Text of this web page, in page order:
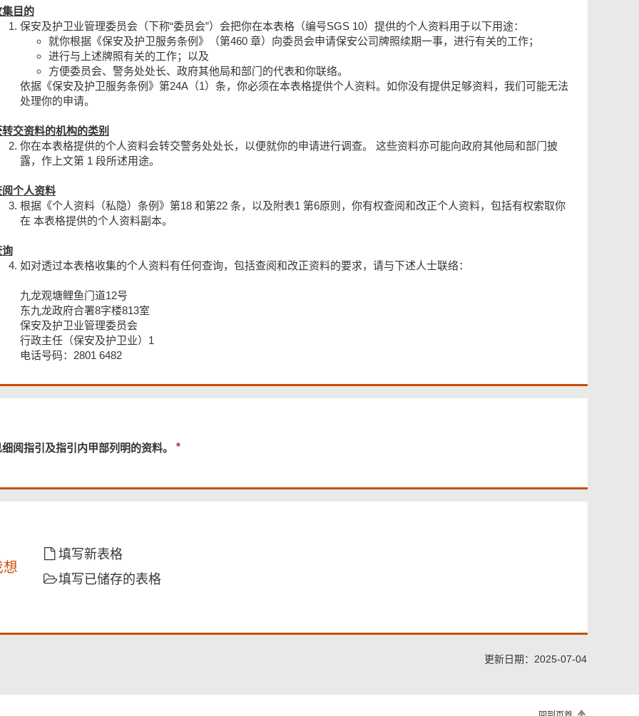
目的
保安及护卫业管理委员会（下称“委员会”）会把你在本表格（编号SGS 10）提供的个人资料用于以下用途：
就你根据《保安及护卫服务条例》（第460 章）向委员会申请保安公司牌照续期一事，进行有关的工作；
进行与上述牌照有关的工作；以及
方便委员会、警务处处长、政府其他局和部门的代表和你联络。
依据《保安及护卫服务条例》第24A（1）条，你必须在本表格提供个人资料。如你没有提供足够资料，我们可能无法
处理你的申请。
交资料的机构的类别
你在本表格提供的个人资料会转交警务处处长，以便就你的申请进行调查。 这些资料亦可能向政府其他局和部门披
露，作上文第 1 段所述用途。
个人资料
根据《个人资料（私隐）条例》第18 和第22 条，以及附表1 第6原则，你有权查阅和改正个人资料，包括有权索取你
在 本表格提供的个人资料副本。
如对透过本表格收集的个人资料有任何查询，包括查阅和改正资料的要求，请与下述人士联络：
九龙观塘鲤鱼门道12号
东九龙政府合署8字楼813室
保安及护卫业管理委员会
行政主任（保安及护卫业）1
电话号码：2801 6482
阅指引及指引内甲部列明的资料。
必
供
填写新表格
填写已储存的表格
更新日期：2025-07-04